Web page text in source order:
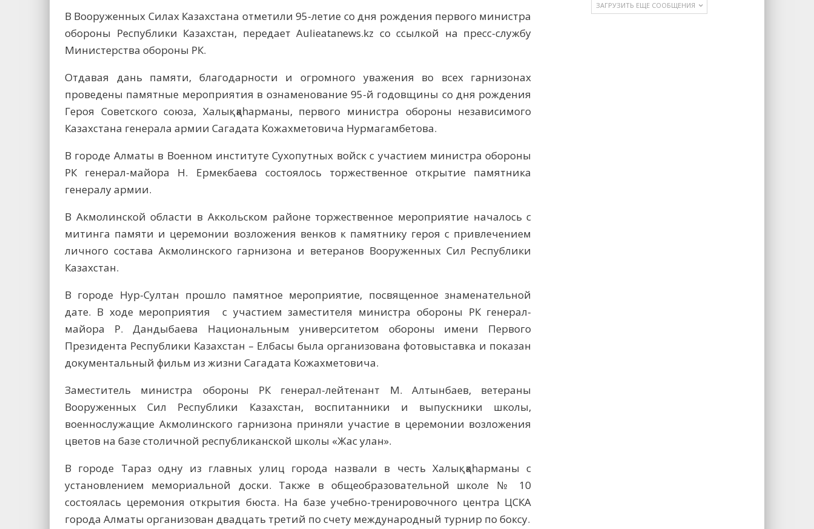
В Вооруженных Силах Казахстана отметили 95-летие со дня рождения первого министра
обороны Республики Казахстан, передает Aulieatanews.kz со ссылкой на пресс-службу
Министерства обороны РК.
Отдавая дань памяти, благодарности и огромного уважения во всех гарнизонах
проведены памятные мероприятия в ознаменование 95-й годовщины со дня рождения
Героя Советского союза, Халық қаһарманы, первого министра обороны независимого
Казахстана генерала армии Сагадата Кожахметовича Нурмагамбетова.
В городе Алматы в Военном институте Сухопутных войск с участием министра обороны
РК генерал-майора Н. Ермекбаева состоялось торжественное открытие памятника
генералу армии.
В Акмолинской области в Аккольском районе торжественное мероприятие началось с
митинга памяти и церемонии возложения венков к памятнику героя с привлечением
личного состава Акмолинского гарнизона и ветеранов Вооруженных Сил Республики
Казахстан.
В городе Нур-Султан прошло памятное мероприятие, посвященное знаменательной
дате. В ходе мероприятия с участием заместителя министра обороны РК генерал-
майора Р. Дандыбаева Национальным университетом обороны имени Первого
Президента Республики Казахстан – Елбасы была организована фотовыставка и показан
документальный фильм из жизни Сагадата Кожахметовича.
Заместитель министра обороны РК генерал-лейтенант М. Алтынбаев, ветераны
Вооруженных Сил Республики Казахстан, воспитанники и выпускники школы,
военнослужащие Акмолинского гарнизона приняли участие в церемонии возложения
цветов на базе столичной республиканской школы «Жас улан».
В городе Тараз одну из главных улиц города назвали в честь Халық қаһарманы с
установлением мемориальной доски. Также в общеобразовательной школе № 10
состоялась церемония открытия бюста. На базе учебно-тренировочного центра ЦСКА
города Алматы организован двадцать третий по счету международный турнир по боксу.
ЗАГРУЗИТЬ ЕЩЕ СООБЩЕНИЯ